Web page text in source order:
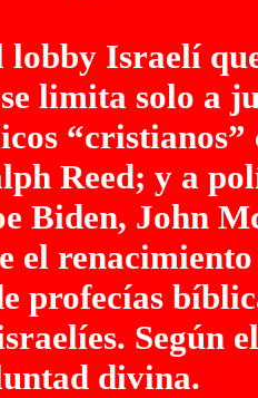
lobby Israelí
limita solo a
Reed; y a
Biden, John
el
profecías
Según
divina.